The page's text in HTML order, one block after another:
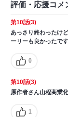
評価・応援コメ
第10話(3)
あっさり終わったけ
ーリーも良かったです
0
第10話(3)
原作者さん山程商業
1